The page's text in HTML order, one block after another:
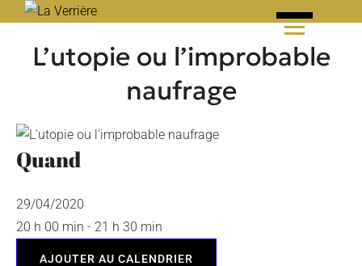
L’utopie ou l’improbable
naufrage
Quand
29/04/2020
20 h 00 min - 21 h 30 min
AJOUTER AU CALENDRIER